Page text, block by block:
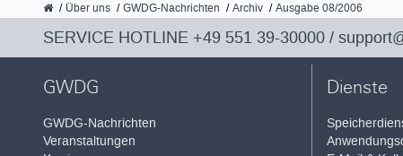
GWDG
Über uns GWDG-Nachrichten Archiv Ausgabe 08/2006
SERVICE HOTLINE +49 551 39-30000 /
GWDG
GWDG-Nachrichten
Veranstaltungen
Dienste